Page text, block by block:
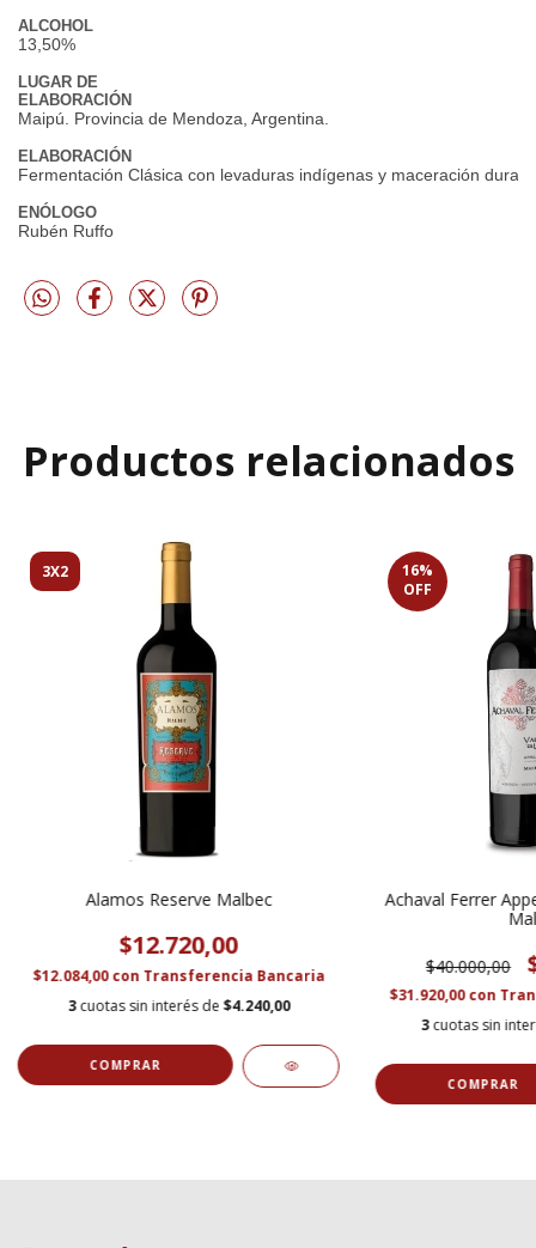
ALCOHOL
13,50%
LUGAR DE
ELABORACIÓN
Maipú. Provincia de Mendoza, Argentina.
ELABORACIÓN
Fermentación Clásica con levaduras indígenas y maceración
ENÓLOGO
Rubén Ruffo
Productos relacionados
3X2
Alamos Reserve Malbec
$12.720,00
$12.084,00con Transferencia Bancaria
3 cuotas sin interés de$4.240,00
16%
OFF
Achaval Ferrer
$40.000,00
$31.920,00con
3 cuotas sin